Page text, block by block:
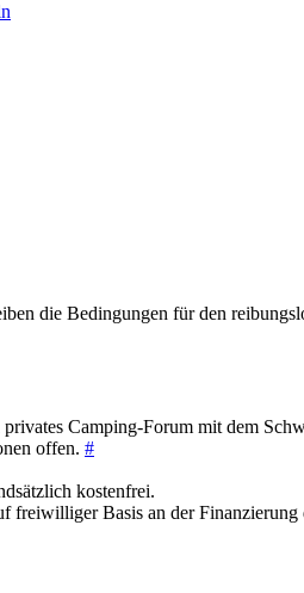
die Bedingungen für den
Camping-Forum mit dem
offen. #
kostenfrei.
freiwilliger Basis an der